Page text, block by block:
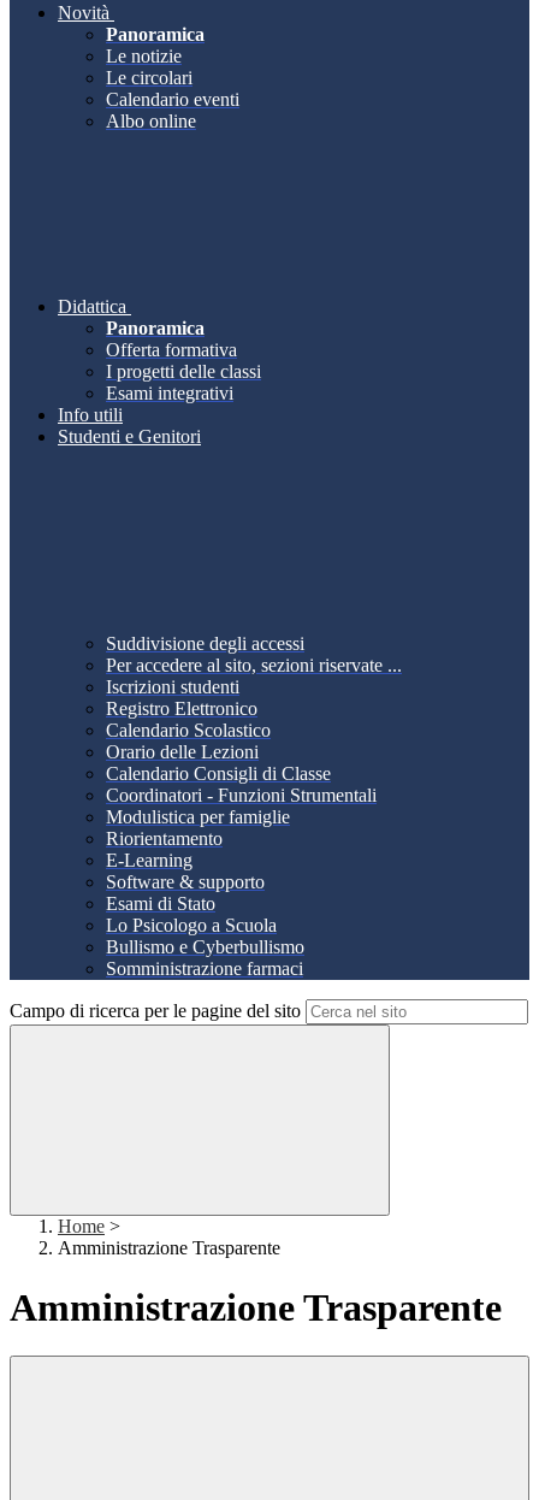
Novità
Panoramica
Le notizie
Le circolari
Calendario eventi
Albo online
Didattica
Panoramica
Offerta formativa
I progetti delle classi
Esami integrativi
Info utili
Studenti e Genitori
Suddivisione degli accessi
Per accedere al sito, sezioni riservate ...
Iscrizioni studenti
Registro Elettronico
Calendario Scolastico
Orario delle Lezioni
Calendario Consigli di Classe
Coordinatori - Funzioni Strumentali
Modulistica per famiglie
Riorientamento
E-Learning
Software & supporto
Esami di Stato
Lo Psicologo a Scuola
Bullismo e Cyberbullismo
Somministrazione farmaci
Campo di ricerca per le pagine del sito
Home >
Amministrazione Trasparente
Amministrazione Trasparente